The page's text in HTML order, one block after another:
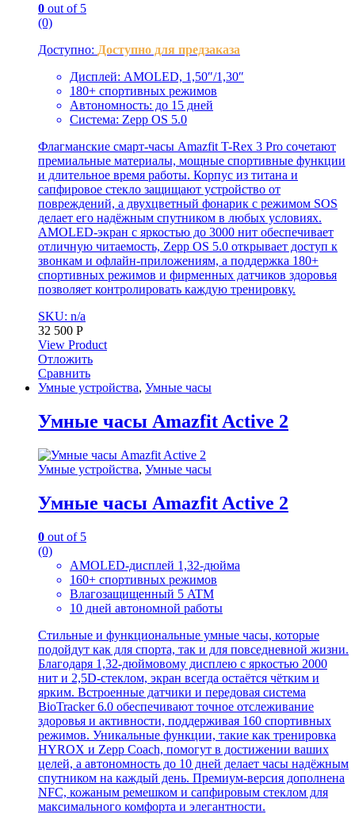
0 out of 5
(0)
Доступно: Доступно для предзаказа
Дисплей: AMOLED, 1,50″/1,30″
180+ спортивных режимов
Автономность: до 15 дней
Система: Zepp OS 5.0
Флагманские смарт-часы Amazfit T-Rex 3 Pro сочетают
премиальные материалы, мощные спортивные функции
и длительное время работы. Корпус из титана и
сапфировое стекло защищают устройство от
повреждений, а двухцветный фонарик с режимом SOS
делает его надёжным спутником в любых условиях.
AMOLED-экран с яркостью до 3000 нит обеспечивает
отличную читаемость, Zepp OS 5.0 открывает доступ к
звонкам и офлайн-приложениям, а поддержка 180+
спортивных режимов и фирменных датчиков здоровья
позволяет контролировать каждую тренировку.
SKU: n/a
32 500 Р
View Product
Отложить
Сравнить
Умные устройства, Умные часы
Умные часы Amazfit Active 2
Умные устройства, Умные часы
Умные часы Amazfit Active 2
0 out of 5
(0)
AMOLED-дисплей 1,32-дюйма
160+ спортивных режимов
Влагозащищенный 5 ATM
10 дней автономной работы
Стильные и функциональные умные часы, которые
подойдут как для спорта, так и для повседневной жизни.
Благодаря 1,32-дюймовому дисплею с яркостью 2000
нит и 2,5D-стеклом, экран всегда остаётся чётким и
ярким. Встроенные датчики и передовая система
BioTracker 6.0 обеспечивают точное отслеживание
здоровья и активности, поддерживая 160 спортивных
режимов. Уникальные функции, такие как тренировка
HYROX и Zepp Coach, помогут в достижении ваших
целей, а автономность до 10 дней делает часы надёжным
спутником на каждый день. Премиум-версия дополнена
NFC, кожаным ремешком и сапфировым стеклом для
максимального комфорта и элегантности.